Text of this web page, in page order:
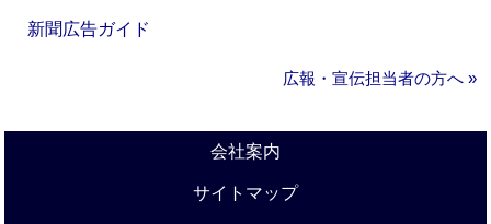
新聞広告ガイド
広報・宣伝担当者の方へ »
会社案内
サイトマップ